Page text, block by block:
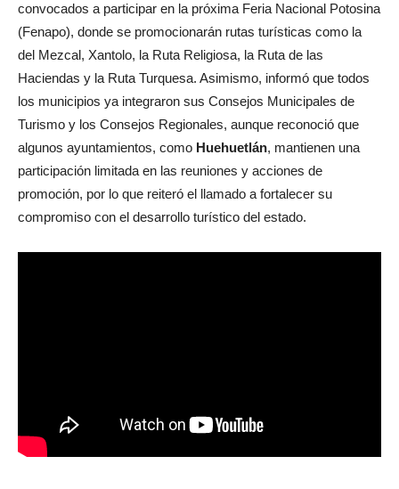
convocados a participar en la próxima Feria Nacional Potosina
(Fenapo), donde se promocionarán rutas turísticas como la
del Mezcal, Xantolo, la Ruta Religiosa, la Ruta de las
Haciendas y la Ruta Turquesa. Asimismo, informó que todos
los municipios ya integraron sus Consejos Municipales de
Turismo y los Consejos Regionales, aunque reconoció que
algunos ayuntamientos, como Huehuetlán, mantienen una
participación limitada en las reuniones y acciones de
promoción, por lo que reiteró el llamado a fortalecer su
compromiso con el desarrollo turístico del estado.